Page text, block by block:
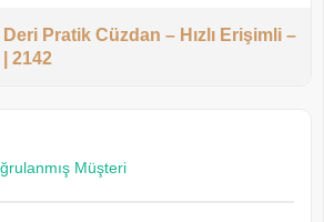
Pratik Cüzdan – Hızlı Erişimli –
| 2142
Müşteri